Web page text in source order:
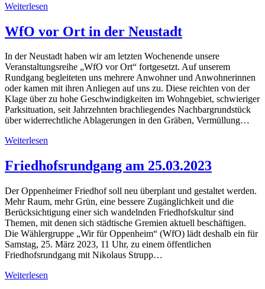
Weiterlesen
WfO vor Ort in der Neustadt
In der Neustadt haben wir am letzten Wochenende unsere
Veranstaltungsreihe „WfO vor Ort“ fortgesetzt. Auf unserem
Rundgang begleiteten uns mehrere Anwohner und Anwohnerinnen
oder kamen mit ihren Anliegen auf uns zu. Diese reichten von der
Klage über zu hohe Geschwindigkeiten im Wohngebiet, schwieriger
Parksituation, seit Jahrzehnten brachliegendes Nachbargrundstück
über widerrechtliche Ablagerungen in den Gräben, Vermüllung…
Weiterlesen
Friedhofsrundgang am 25.03.2023
Der Oppenheimer Friedhof soll neu überplant und gestaltet werden.
Mehr Raum, mehr Grün, eine bessere Zugänglichkeit und die
Berücksichtigung einer sich wandelnden Friedhofskultur sind
Themen, mit denen sich städtische Gremien aktuell beschäftigen.
Die Wählergruppe „Wir für Oppenheim“ (WfO) lädt deshalb ein für
Samstag, 25. März 2023, 11 Uhr, zu einem öffentlichen
Friedhofsrundgang mit Nikolaus Strupp…
Weiterlesen